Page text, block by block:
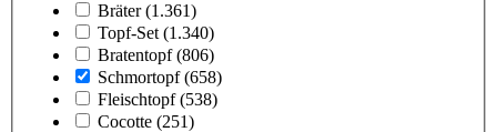
Bräter (1.361)
Topf-Set (1.340)
Bratentopf (806)
Schmortopf (658)
Fleischtopf (538)
Cocotte (251)